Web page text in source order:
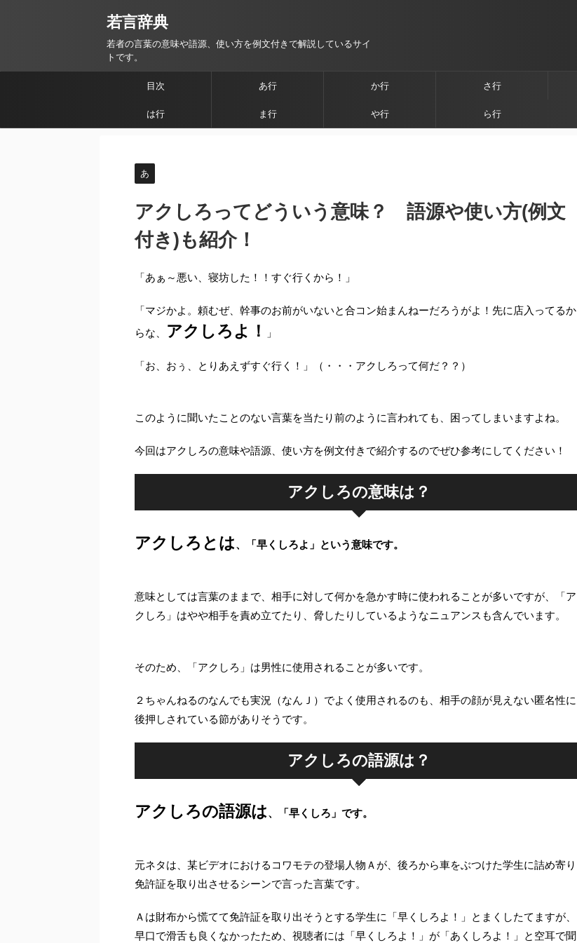
若言辞典
若者の言葉の意味や語源、使い方を例文付きで解説しているサイ
トです。
目次 あ行 か行 さ行
は行 ま行 や行 ら行
あ
アクしろってどういう意味？ 語源や使い方(例文
付き)も紹介！
「あぁ～悪い、寝坊した！！すぐ行くから！」
「マジかよ。頼むぜ、幹事のお前がいないと合コン始まんねーだろうがよ！先に店入ってるか
らな、
アクしろよ！ 」
「お、おぅ、とりあえずすぐ行く！」（・・・アクしろって何だ？？）
このように聞いたことのない言葉を当たり前のように言われても、困ってしまいますよね。
今回はアクしろの意味や語源、使い方を例文付きで紹介するのでぜひ参考にしてください！
アクしろの意味は？
アクしろとは、「早くしろよ」という意味です。
意味としては言葉のままで、相手に対して何かを急かす時に使われることが多いですが、「ア
クしろ」はやや相手を責め立てたり、脅したりしているようなニュアンスも含んでいます。
そのため、「アクしろ」は男性に使用されることが多いです。
２ちゃんねるのなんでも実況（なんＪ）でよく使用されるのも、相手の顔が見えない匿名性に
後押しされている節がありそうです。
アクしろの語源は？
アクしろの語源は、「早くしろ」です。
元ネタは、某ビデオにおけるコワモテの登場人物Ａが、後ろから車をぶつけた学生に詰め寄り
免許証を取り出させるシーンで言った言葉です。
Ａは財布から慌てて免許証を取り出そうとする学生に「早くしろよ！」とまくしたてますが、
早口で滑舌も良くなかったため、視聴者には「早くしろよ！」が「あくしろよ！」と空耳で聞